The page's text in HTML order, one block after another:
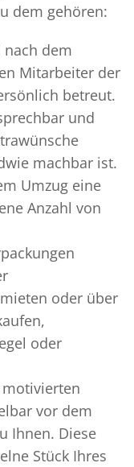
dem gehören:
nach dem
Mitarbeiter der
betreut.
und
machbar ist.
Umzug eine
Anzahl von
mieten oder über
oder
vor dem
Ihnen. Diese
Stück Ihres